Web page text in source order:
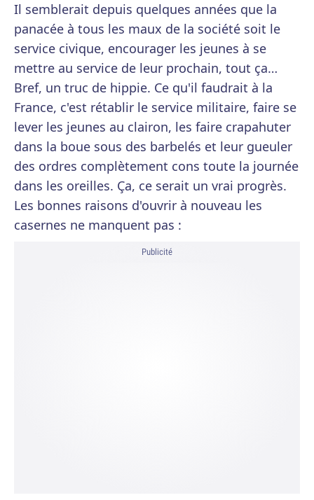
Il semblerait depuis quelques années que la
panacée à tous les maux de la société soit le
service civique, encourager les jeunes à se
mettre au service de leur prochain, tout ça…
Bref, un truc de hippie. Ce qu'il faudrait à la
France, c'est rétablir le service militaire, faire se
lever les jeunes au clairon, les faire crapahuter
dans la boue sous des barbelés et leur gueuler
des ordres complètement cons toute la journée
dans les oreilles. Ça, ce serait un vrai progrès.
Les bonnes raisons d'ouvrir à nouveau les
casernes ne manquent pas :
Publicité